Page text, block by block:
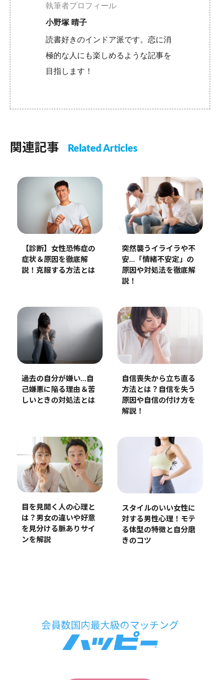
執筆者プロフィール
小野塚 晴子
読書好きのインドア派です。恋に消
極的な人にも楽しめるような記事を
目指します！
関連記事 Related Articles
【診断】女性恐怖症の
症状＆原因を徹底解
説！克服する方法とは
突然襲うイライラや不
安…「情緒不安定」の
原因や対処法を徹底解
説！
過去の自分が嫌い…自
己嫌悪に陥る理由＆苦
しいときの対処法とは
自信喪失から立ち直る
方法とは？自信を失う
原因や自信の付け方を
解説！
目を見開く人の心理と
は？男女の違いや好意
を見分ける脈ありサイ
ンを解説
スタイルのいい女性に
対する男性心理！モテ
る体型の特徴と自分磨
きのコツ